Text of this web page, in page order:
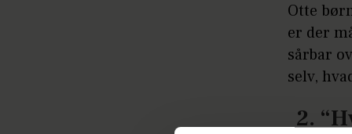
Otte
er der
sårbar
selv,
2.